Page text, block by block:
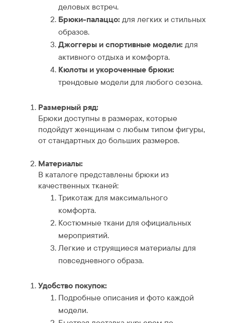
деловых встреч.
Брюки-палаццо: для легких и стильных
образов.
Джоггеры и спортивные модели: для
активного отдыха и комфорта.
Кюлоты и укороченные брюки:
трендовые модели для любого сезона.
Размерный ряд:
Брюки доступны в размерах, которые
подойдут женщинам с любым типом фигуры,
от стандартных до больших размеров.
Материалы:
В каталоге представлены брюки из
качественных тканей:
Трикотаж для максимального
комфорта.
Костюмные ткани для официальных
мероприятий.
Легкие и струящиеся материалы для
повседневного образа.
Удобство покупок:
Подробные описания и фото каждой
модели.